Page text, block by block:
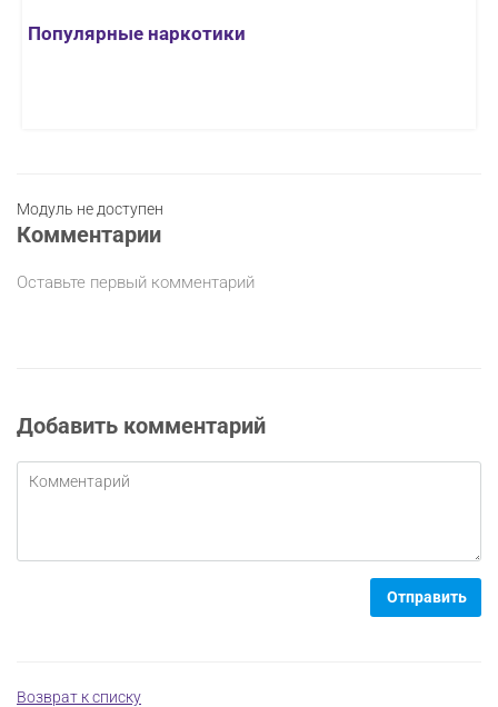
Популярные наркотики
Модуль не доступен
Комментарии
Оставьте первый комментарий
Добавить комментарий
Отправить
Возврат к списку